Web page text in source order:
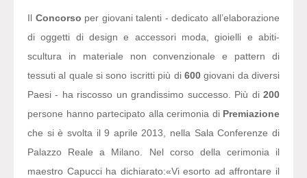
Il Concorso per giovani talenti - dedicato all’elaborazione
di oggetti di design e accessori moda, gioielli e abiti-
scultura in materiale non convenzionale e pattern di
tessuti al quale si sono iscritti più di 600giovani da diversi
Paesi - ha riscosso un grandissimo successo. Più di 200
persone hanno partecipato alla cerimonia di Premiazione
che si è svolta il 9 aprile 2013, nella Sala Conferenze di
Palazzo Reale a Milano. Nel corso della cerimonia il
maestro Capucci ha dichiarato:«Vi esorto ad affrontare il